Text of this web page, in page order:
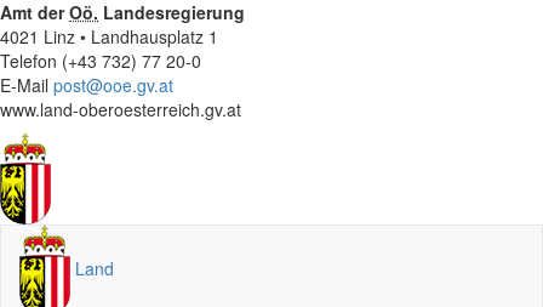
Amt derOö. Landesregierung
4021 Linz • Landhausplatz 1
Telefon (+43 732) 77 20-0
E-Mail post@ooe.gv.at
www.land-oberoesterreich.gv.at
Land